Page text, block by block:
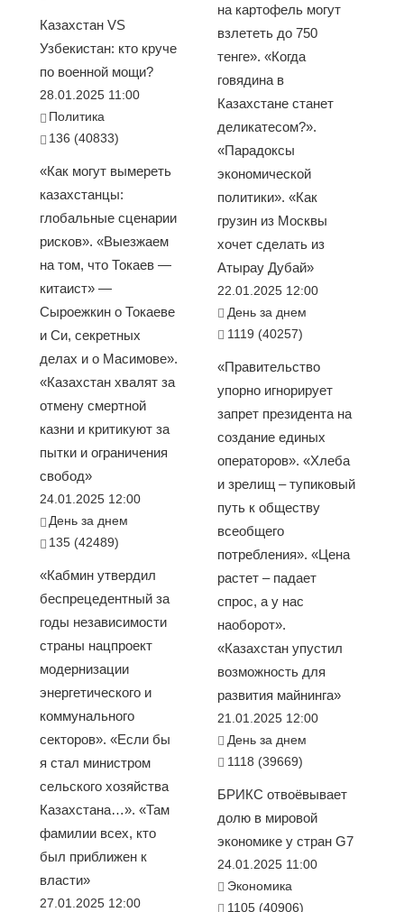
Казахстан VS
Узбекистан: кто круче
по военной мощи?
28.01.2025 11:00
Политика
136 (40833)
«Как могут вымереть
казахстанцы:
глобальные сценарии
рисков». «Выезжаем
на том, что Токаев —
китаист» —
Сыроежкин о Токаеве
и Си, секретных
делах и о Масимове».
«Казахстан хвалят за
отмену смертной
казни и критикуют за
пытки и ограничения
свобод»
24.01.2025 12:00
День за днем
135 (42489)
«Кабмин утвердил
беспрецедентный за
годы независимости
страны нацпроект
модернизации
энергетического и
коммунального
секторов». «Если бы
я стал министром
сельского хозяйства
Казахстана…». «Там
фамилии всех, кто
был приближен к
власти»
27.01.2025 12:00
на картофель могут
взлететь до 750
тенге». «Когда
говядина в
Казахстане станет
деликатесом?».
«Парадоксы
экономической
политики». «Как
грузин из Москвы
хочет сделать из
Атырау Дубай»
22.01.2025 12:00
День за днем
1119 (40257)
«Правительство
упорно игнорирует
запрет президента на
создание единых
операторов». «Хлеба
и зрелищ – тупиковый
путь к обществу
всеобщего
потребления». «Цена
растет – падает
спрос, а у нас
наоборот».
«Казахстан упустил
возможность для
развития майнинга»
21.01.2025 12:00
День за днем
1118 (39669)
БРИКС отвоёвывает
долю в мировой
экономике у стран G7
24.01.2025 11:00
Экономика
1105 (40906)